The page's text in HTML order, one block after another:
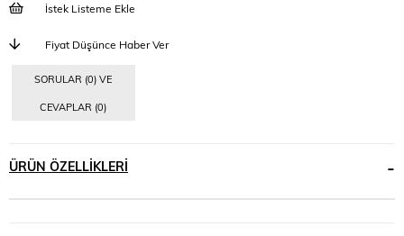
İstek Listeme Ekle
Fiyat Düşünce Haber Ver
SORULAR (0) VE
CEVAPLAR (0)
ÜRÜN ÖZELLIKLERI